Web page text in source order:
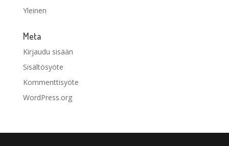
Yleinen
Meta
Kirjaudu sisään
Sisältösyöte
Kommenttisyöte
WordPress.org